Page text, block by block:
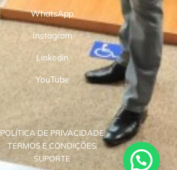
WhatsApp
Instagram
Linkedin
YouTube
POLÍTICA DE PRIVACIDADE
TERMOS E CONDIÇÕES
SUPORTE